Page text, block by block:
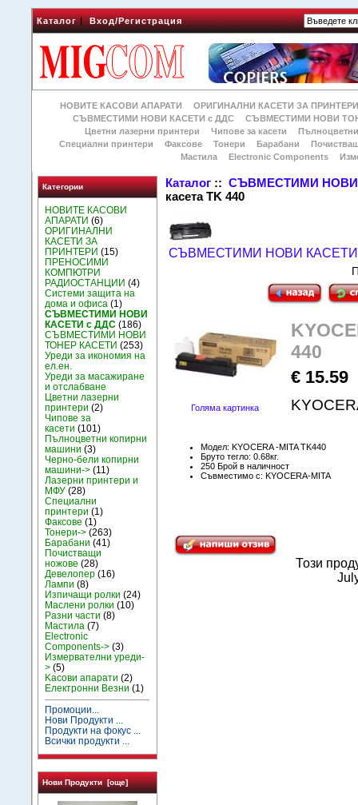
Каталог|Вход/Регистрация
НОВИТЕ КАСОВИ АПАРАТИ
ОРИГИНАЛНИ КАСЕТИ ЗА
СЪВМЕСТИМИ НОВИ КАСЕТИ с ДДС
СЪВМЕСТИМИ НОВИ
Цветни лазерни принтери
Чипове за касети
Специални принтери
Факсове Тонери Барабани
Мастила
Electronic Components
Категории
НОВИТЕ КАСОВИ
АПАРАТИ (6)
ОРИГИНАЛНИ
КАСЕТИ ЗА
ПРИНТЕРИ (15)
ПРЕНОСИМИ
КОМПЮТРИ
РАДИОСТАНЦИИ (4)
Системи защита на
дома и офиса (1)
СЪВМЕСТИМИ НОВИ
КАСЕТИ с ДДС (186)
СЪВМЕСТИМИ НОВИ
ТОНЕР КАСЕТИ (253)
Уреди за икономия на
ел.ен.
Уреди за масажиране
и отслабване
Цветни лазерни
принтери (2)
Чипове за
касети (101)
Пълноцветни копирни
машини (3)
Черно-бели копирни
машини-> (11)
Лазерни принтери и
МФУ (28)
Специални
принтери (1)
Факсове (1)
Тонери-> (263)
Барабани (41)
Почистващи
ножове (28)
Девелопер (16)
Лампи (8)
Изпичащи ролки (24)
Маслени ролки (10)
Разни части (8)
Мастила (7)
Electronic
Components-> (3)
Измервателни уреди-
> (5)
Kасови апарати (2)
Електронни Везни (1)
Промоции...
Нови Продукти ...
Продукти на фокус ...
Всички продукти ...
Нови Продукти [още]
Каталог ::СЪВМЕСТИМИ НОВИ
касета TK 440
СЪВМЕСТИМИ НОВИ КАСЕТИ
Голяма картинка
440
€ 15.59
Модел: KYOCERA -MITA TK440
Бруто тегло: 0.68кг.
250 Брой в наличност
Съвместимо с: KYOCERA-MITA
Този